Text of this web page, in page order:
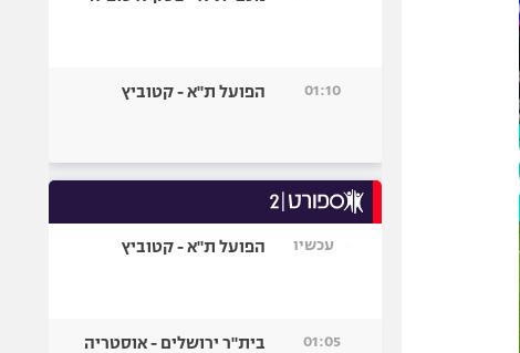
01:10 הפועל ת"א - קטוביץ
עכשיו הפועל ת"א - קטוביץ
01:05
בית"ר ירושלים - אוסטריה